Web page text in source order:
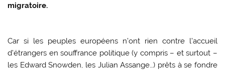
migratoire.
Car si les peuples européens n’ont rien contre l’accueil
d’étrangers en souffrance politique (y compris – et surtout –
les Edward Snowden, les Julian Assange…) prêts à se fondre